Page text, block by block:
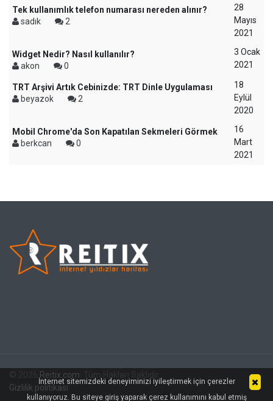
Tek kullanımlık telefon numarası nereden alınır?
sadık
2
28
Mayıs
2021
Widget Nedir? Nasıl kullanılır?
akon
0
3 Ocak
2021
TRT Arşivi Artık Cebinizde: TRT Dinle Uygulaması
beyazok
2
18
Eylül
2020
Mobil Chrome'da Son Kapatılan Sekmeleri Görmek
berkcan
0
16
Mart
2021
Reitix.com
Gizlilik politikası
İnternet sitemizdeki deneyiminizi iyileştirmek için çerezler
kullanıyoruz. Bu siteye giriş yaparak çerez kullanımını kabul etmiş